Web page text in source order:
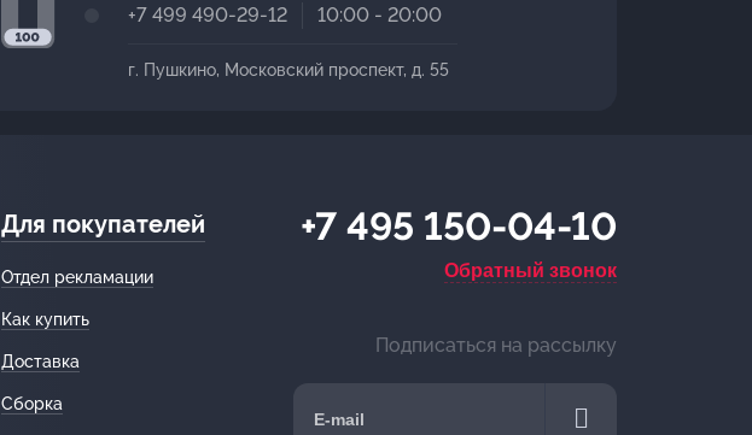
+7 499 490-29-12 10:00 - 20:00
г. Пушкино, Московский проспект, д. 55
Для покупателей
Отдел рекламации
Как купить
Доставка
Сборка
+7 495 150-04-10
Обратный звонок
Подписаться на рассылку